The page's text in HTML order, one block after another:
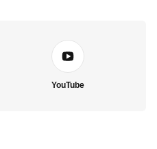
YouTube